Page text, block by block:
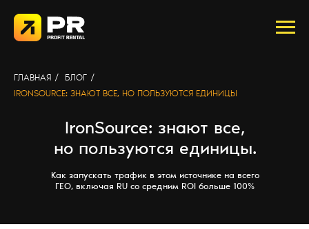
ГЛАВНАЯ / БЛОГ
/
IRONSOURCE: ЗНАЮТ ВСЕ, НО ПОЛЬЗУЮТСЯ ЕДИНИЦЫ
IronSource: знают все,
но пользуются единицы.
Как запускать трафик в этом источнике на всего
ГЕО, включая RU со средним ROI больше 100%